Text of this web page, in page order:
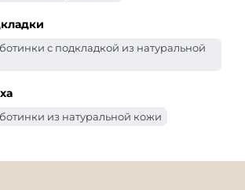
с подкладкой из натуральной
из натуральной кожи